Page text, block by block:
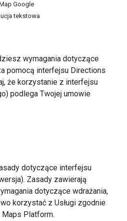
Google
tekstowa
wymagania dotyczące
pomocą interfejsu Directions
że korzystanie z interfejsu
podlega Twojej umowie
dotyczące interfejsu
Zasady zawierają
dotyczące wdrażania,
korzystać z Usługi zgodnie
Platform.